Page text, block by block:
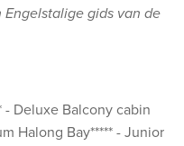
gids van de
- Deluxe Balcony cabin
Halong Bay***** - Junior